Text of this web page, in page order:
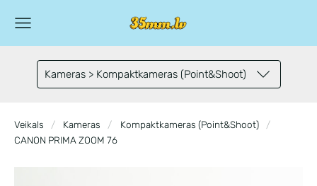
Kameras > Kompaktkameras (Point&Shoot)
Veikals Kameras
Kompaktkameras (Point&Shoot)
CANON PRIMA ZOOM 76